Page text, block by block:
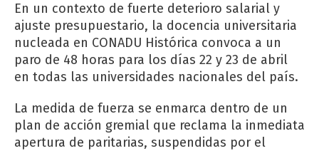
En un contexto de fuerte deterioro salarial y
ajuste presupuestario, la docencia universitaria
nucleada en CONADU Histórica convoca a un
paro de 48 horas para los días 22 y 23 de abril
en todas las universidades nacionales del país.
La medida de fuerza se enmarca dentro de un
plan de acción gremial que reclama la inmediata
apertura de paritarias, suspendidas por el